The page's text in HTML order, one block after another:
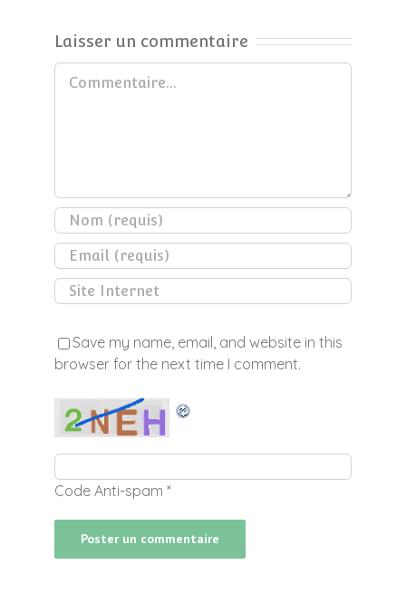
Laisser un commentaire
Commentaire
Save my name, email, and website in this
browser for the next time I comment.
Code Anti-spam *